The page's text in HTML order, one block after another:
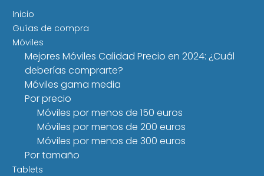
Inicio
Guías de compra
Móviles
Mejores Móviles Calidad Precio en 2024: ¿Cuál
deberías comprarte?
Móviles gama media
Por precio
Móviles por menos de 150 euros
Móviles por menos de 200 euros
Móviles por menos de 300 euros
Por tamaño
Tablets